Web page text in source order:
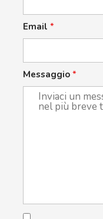
Email *
Messaggio *